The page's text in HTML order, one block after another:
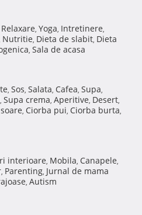
Relaxare, Yoga, Intretinere,
Nutritie, Dieta de slabit, Dieta
, Sala de acasa
, Sos, Salata, Cafea, Supa,
, Supa crema, Aperitive, Desert,
, Ciorba pui, Ciorba burta,
interioare, Mobila, Canapele,
, Parenting, Jurnal de mama
, Autism